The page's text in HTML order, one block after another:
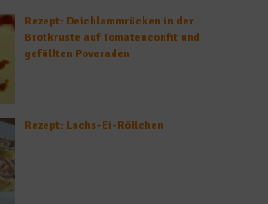
Rezept: Deichlammrücken in der
Brotkruste auf Tomatenconfit und
gefüllten Poveraden
Rezept: Lachs-Ei-Röllchen